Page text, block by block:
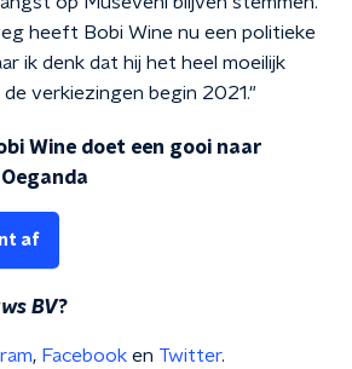
heeft Bobi Wine nu een politieke
ik denk dat hij het heel moeilijk
verkiezingen begin 2021."
Wine doet een gooi naar
af
BV?
, Facebook en Twitter.